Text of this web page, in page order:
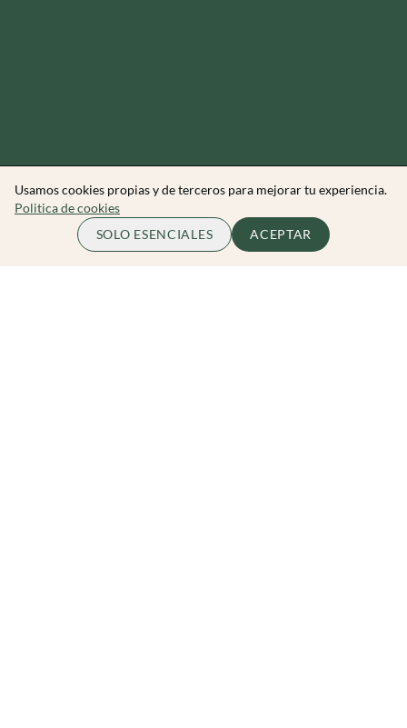
70.00 EUR ME APUNTO
Usamos cookies propias y de terceros para mejorar tu experiencia.
Politica de cookies
SOLO ESENCIALES
ACEPTAR